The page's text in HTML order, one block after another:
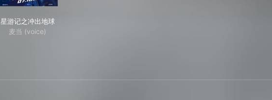
星游记之冲出地球
麦当 (voice)